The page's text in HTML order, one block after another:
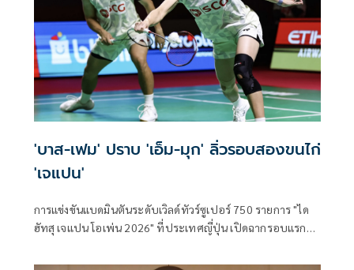
'บาส-เฟม' ปราบ 'เอ็ม-มุก' ลิ่วรอบสองขนไก่
'เจแปน'
การแข่งขันแบดมินตันระดับเวิลด์ทัวร์ซูเปอร์ 750 รายการ "ได
ฮัทสุ เจแปน โอเพ่น 2026" ที่ประเทศญี่ปุ่น เปิดฉากรอบแรก